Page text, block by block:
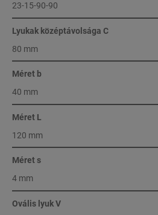
23-15-90-90
Lyukak középtávolsága C
80 mm
Méret b
40 mm
Méret L
120 mm
Méret s
4 mm
Ovális lyuk V